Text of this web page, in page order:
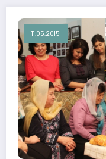
11.05.2015